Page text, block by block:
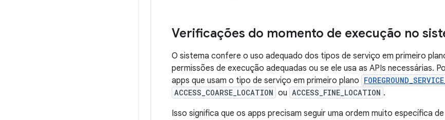
Verificações do momento de execução no
O sistema confere o uso adequado dos tipos de serviço em primeiro
permissões de execução adequadas ou se ele usa as APIs necessárias.
apps que usam o tipo de serviço em primeiro plano
ACCESS_COARSE_LOCATION ou ACCESS_FINE_LOCATION .
Isso significa que os apps precisam seguir uma ordem muito específica